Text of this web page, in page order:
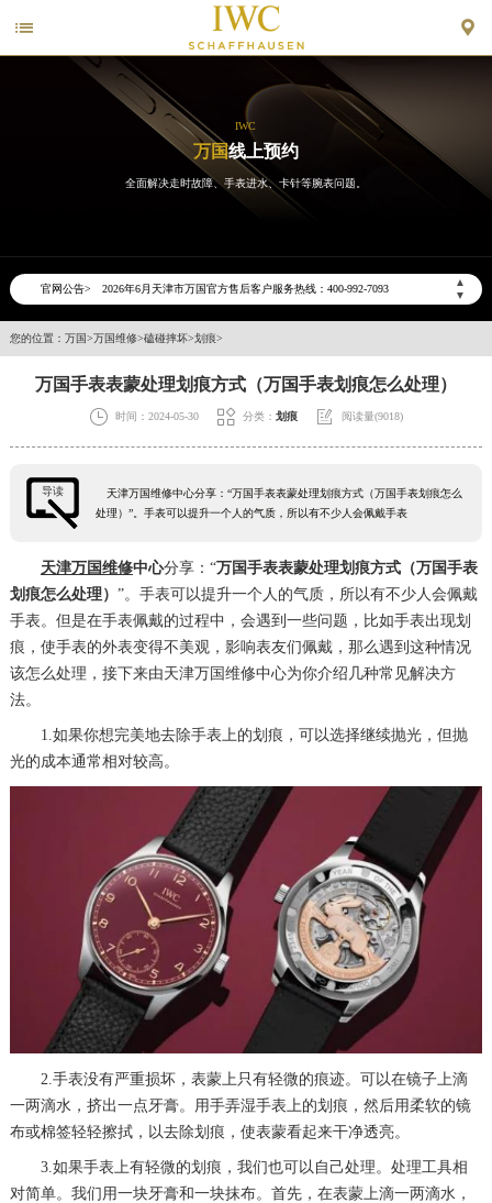
 
IWC
万国线上预约
全面解决走时故障、手表进水、卡针等腕表问题。
官网公告>
▲
▼
2026年6月万国天津市售后服务网络优化升级公告
2026年6月天津市万国官方售后客户服务热线：400-992-7093
2026年6月万国售后服务中心最新网点地址：
天津市和平区赤峰道136号天津国际金融中心26层2603室万国售后服务中心（需提前预约）
节假日正常营业！
您的位置： 万国>万国维修>磕碰摔坏>划痕>
万国手表表蒙处理划痕方式（万国手表划痕怎么处理）
 时间：2024-05-30  分类： 划痕  阅读量(9018)
导读
天津万国维修中心分享：“万国手表表蒙处理划痕方式（万国手表划痕怎么
处理）”。手表可以提升一个人的气质，所以有不少人会佩戴手表
天津万国维修中心分享：“万国手表表蒙处理划痕方式（万国手表
划痕怎么处理） ”。手表可以提升一个人的气质，所以有不少人会佩戴
手表。但是在手表佩戴的过程中，会遇到一些问题，比如手表出现划
痕，使手表的外表变得不美观，影响表友们佩戴，那么遇到这种情况
该怎么处理，接下来由天津万国维修中心为你介绍几种常见解决方
法。
1.如果你想完美地去除手表上的划痕，可以选择继续抛光，但抛
光的成本通常相对较高。
2.手表没有严重损坏，表蒙上只有轻微的痕迹。可以在镜子上滴
一两滴水，挤出一点牙膏。用手弄湿手表上的划痕，然后用柔软的镜
布或棉签轻轻擦拭，以去除划痕，使表蒙看起来干净透亮。
3.如果手表上有轻微的划痕，我们也可以自己处理。处理工具相
对简单。我们用一块牙膏和一块抹布。首先，在表蒙上滴一两滴水，